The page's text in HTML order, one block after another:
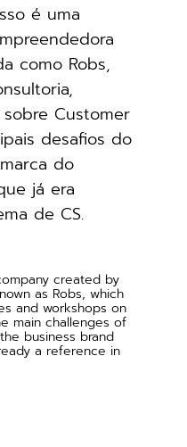
é uma
como Robs,
Customer
desafios do
do
já era
de CS.
created by
as Robs, which
and workshops on
main challenges of
business brand
a reference in